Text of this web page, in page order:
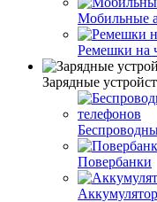
Мобильные
Ремешки на
Зарядные
Повербанки